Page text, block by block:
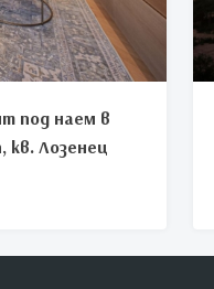
под наем в
кв. Лозенец